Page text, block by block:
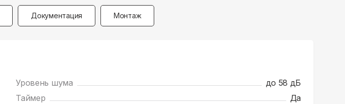
Документация Монтаж
Уровень шума
до 58 дБ
Таймер
Да